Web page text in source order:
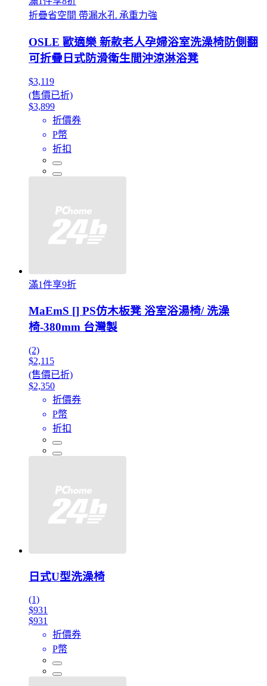
折疊省空間 帶漏水孔 承重力強
OSLE 歐適樂 新款老人孕婦浴室洗澡椅防側翻
可折疊日式防滑衛生間沖涼淋浴凳
$3,119
(售價已折)
$3,899
折價券
P幣
折扣
滿1件享9折
MaEmS [] PS仿木板凳 浴室浴湯椅/ 洗澡
椅-380mm 台灣製
(2)
$2,115
(售價已折)
$2,350
折價券
P幣
折扣
日式U型洗澡椅
(1)
$931
$931
折價券
P幣